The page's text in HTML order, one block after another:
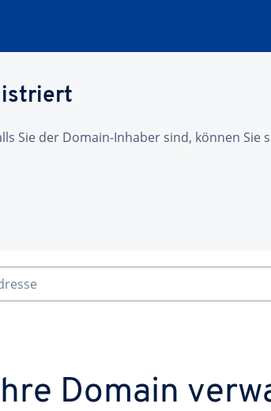
Sie der Domain-Inhaber sind, können Sie
Domain